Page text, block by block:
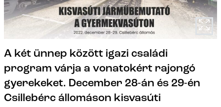
A két ünnep között igazi családi
program várja a vonatokért rajongó
gyerekeket. December 28-án és 29-én
Csillebérc állomáson kisvasúti